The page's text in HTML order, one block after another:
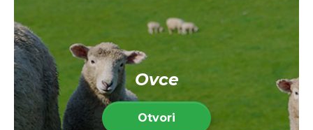
Ovce
Otvori